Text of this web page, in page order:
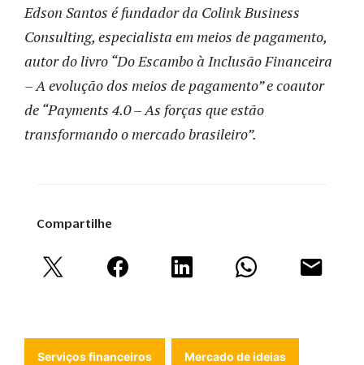
Edson Santos é fundador da Colink Business
Consulting, especialista em meios de pagamento,
autor do livro “Do Escambo à Inclusão Financeira
– A evolução dos meios de pagamento” e coautor
de “Payments 4.0 – As forças que estão
transformando o mercado brasileiro”.
Compartilhe
Serviços financeiros Mercado de ideias